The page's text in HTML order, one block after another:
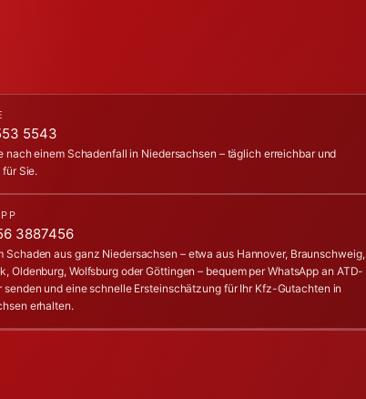
5543
nach einem Schadenfall in Niedersachsen – täglich erreichbar und
Sie.
3887456
Schaden aus ganz Niedersachsen – etwa aus Hannover, Braunschweig,
Oldenburg, Wolfsburg oder Göttingen – bequem per WhatsApp an ATD-
senden und eine schnelle Ersteinschätzung für Ihr Kfz-Gutachten in
erhalten.